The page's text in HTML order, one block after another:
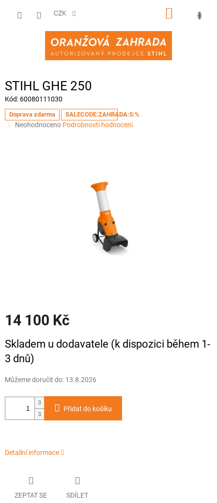
CZK
NÁKUPNÍ
STIHL GHE 250
Kód: 60080111030
Doprava zdarma SALECODE:ZAHRADA:5:%
Průměrné
Neohodnoceno Podrobnosti hodnocení
14 100 Kč
cena:
Skladem u dodavatele (k dispozici během 1-
3 dnů)
Můžeme doručit do: 13.8.2026
Přidat do košíku
Detailní informace
ZEPTAT SE SDÍLET